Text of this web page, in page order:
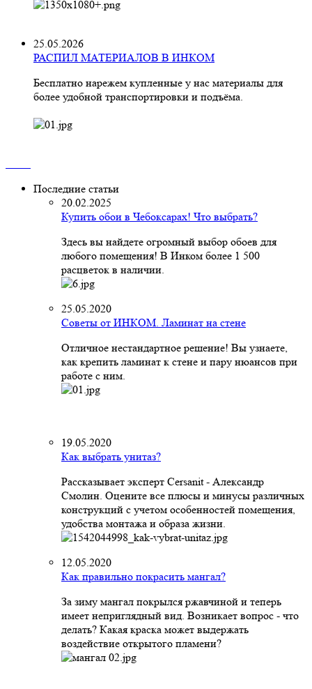
25.05.2026
РАСПИЛ МАТЕРИАЛОВ В ИНКОМ
Бесплатно нарежем купленные у нас материалы для
более удобной транспортировки и подъёма.
Последние статьи
20.02.2025
Купить обои в Чебоксарах! Что выбрать?
Здесь вы найдете огромный выбор обоев для
любого помещения! В Инком более 1 500
расцветок в наличии.
25.05.2020
Советы от ИНКОМ. Ламинат на стене
Отличное нестандартное решение! Вы узнаете,
как крепить ламинат к стене и пару нюансов при
работе с ним.
19.05.2020
Как выбрать унитаз?
Рассказывает эксперт Cersanit - Александр
Смолин. Оцените все плюсы и минусы различных
конструкций с учетом особенностей помещения,
удобства монтажа и образа жизни.
12.05.2020
Как правильно покрасить мангал?
За зиму мангал покрылся ржавчиной и теперь
имеет неприглядный вид. Возникает вопрос - что
делать? Какая краска может выдержать
воздействие открытого пламени?